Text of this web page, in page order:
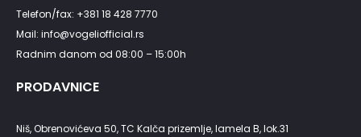
Telefon/fax: +381 18 428 7770
Mail: info@vogeliofficial.rs
Radnim danom od 08:00 – 15:00h
PRODAVNICE
Niš, Obrenovićeva 50, TC Kalča prizemlje, lamela B, lok.31